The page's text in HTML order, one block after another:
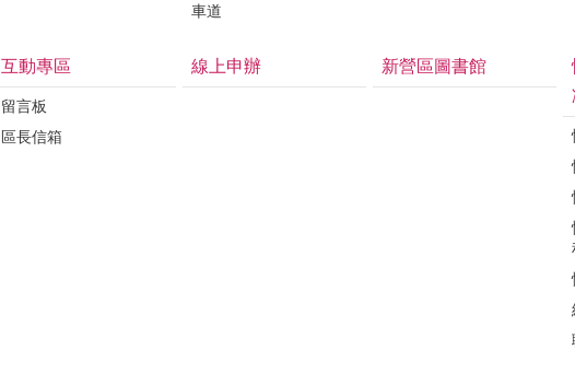
車道
互動專區
留言板
區長信箱
線上申辦 新營區圖書館